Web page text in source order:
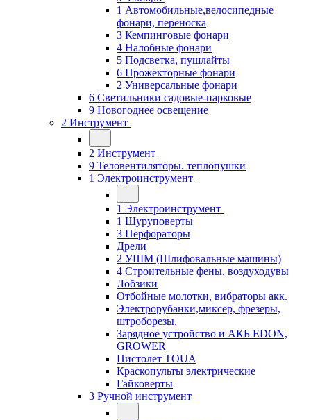
1 Автомобильные,велосипедные
фонари, переноска
3 Кемпинговые фонари
4 Налобные фонари
5 Подсветка, пушлайты
6 Прожекторные фонари
2 Универсальные фонари
6 Светильники садовые-парковые
9 Новогоднее освещение
2 Инструмент
2 Инструмент
9 Теловентиляторы. теплопушки
1 Электроинструмент
1 Электроинструмент
1 Шуруповерты
3 Перфораторы
Дрели
2 УШМ (Шлифовальные машины)
4 Строительные фены, воздуходувы
Лобзики
Отбойные молотки, вибраторы акк.
Электрорубанки,миксер, фрезеры,
штроборезы,
Зарядное устройство и АКБ EDON,
GROWER
Пистолет TOUA
Краскопульты электрические
Гайковерты
3 Ручной инструмент